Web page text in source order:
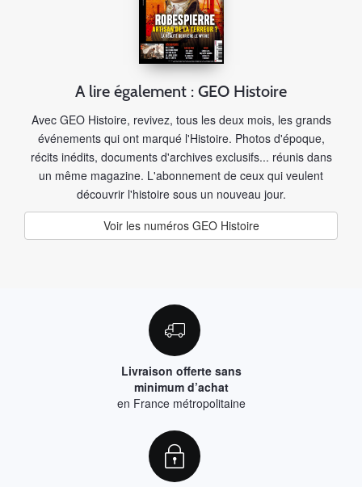
A lire également : GEO Histoire
Avec GEO Histoire, revivez, tous les deux mois, les grands
événements qui ont marqué l'Histoire. Photos d'époque,
récits inédits, documents d'archives exclusifs... réunis dans
un même magazine. L'abonnement de ceux qui veulent
découvrir l'histoire sous un nouveau jour.
Voir les numéros GEO Histoire
Livraison offerte sans
minimum d’achat
en France métropolitaine